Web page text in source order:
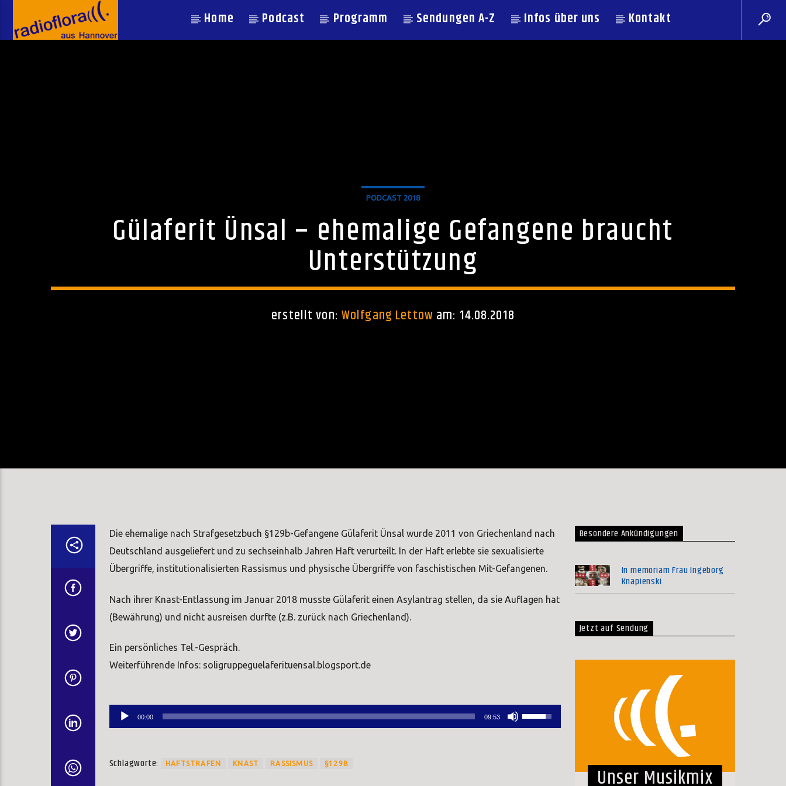
Home Podcast Programm Sendungen A-Z Infos über uns Kontakt
PODCAST 2018
Gülaferit Ünsal – ehemalige Gefangene braucht
Unterstützung
erstellt von: Wolfgang Lettow am: 14.08.2018
Die ehemalige nach Strafgesetzbuch §129b-Gefangene Gülaferit Ünsal wurde 2011 von Griechenland nach
Deutschland ausgeliefert und zu sechseinhalb Jahren Haft verurteilt. In der Haft erlebte sie sexualisierte
Übergriffe, institutionalisierten Rassismus und physische Übergriffe von faschistischen Mit-Gefangenen.
Nach ihrer Knast-Entlassung im Januar 2018 musste Gülaferit einen Asylantrag stellen, da sie Auflagen hat
(Bewährung) und nicht ausreisen durfte (z.B. zurück nach Griechenland).
Ein persönliches Tel.-Gespräch.
Weiterführende Infos: soligruppeguelaferituensal.blogsport.de
Audio-
Player
00:00 09:53
Pfeiltasten
Hoch/Runter
Schlagworte: HAFTSTRAFEN KNAST RASSISMUS §129B
Besondere Ankündigungen
In memoriam Frau Ingeborg
Knapienski
Jetzt auf Sendung
Unser Musikmix